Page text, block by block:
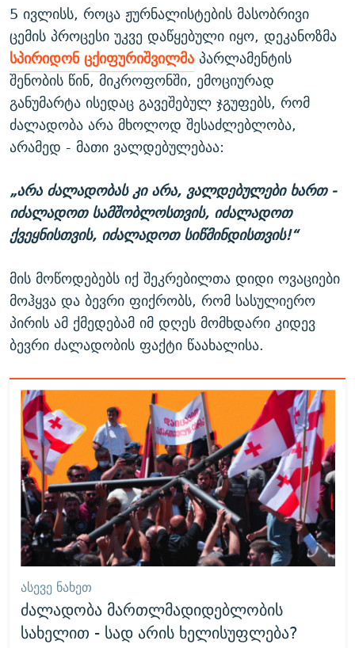
5 ივლისს, როცა ჟურნალისტების მასობრივი
ცემის პროცესი უკვე დაწყებული იყო, დეკანოზმა
სპირიდონ ცქიფურიშვილმაპარლამენტის
შენობის წინ, მიკროფონში, ემოციურად
განუმარტა ისედაც გავეშებულ ჯგუფებს, რომ
ძალადობა არა მხოლოდ შესაძლებლობა,
არამედ - მათი ვალდებულებაა:
„არა ძალადობას კი არა, ვალდებულები ხართ -
იძალადოთ სამშობლოსთვის, იძალადოთ
ქვეყნისთვის, იძალადოთ სიწმინდისთვის!“
მის მოწოდებებს იქ შეკრებილთა დიდი ოვაციები
მოჰყვა და ბევრი ფიქრობს, რომ სასულიერო
პირის ამ ქმედებამ იმ დღეს მომხდარი კიდევ
ბევრი ძალადობის ფაქტი წაახალისა.
ᲐᲡᲔᲕᲔ ᲜᲐᲮᲔᲗ
ძალადობა მართლმადიდებლობის
სახელით - სად არის ხელისუფლება?